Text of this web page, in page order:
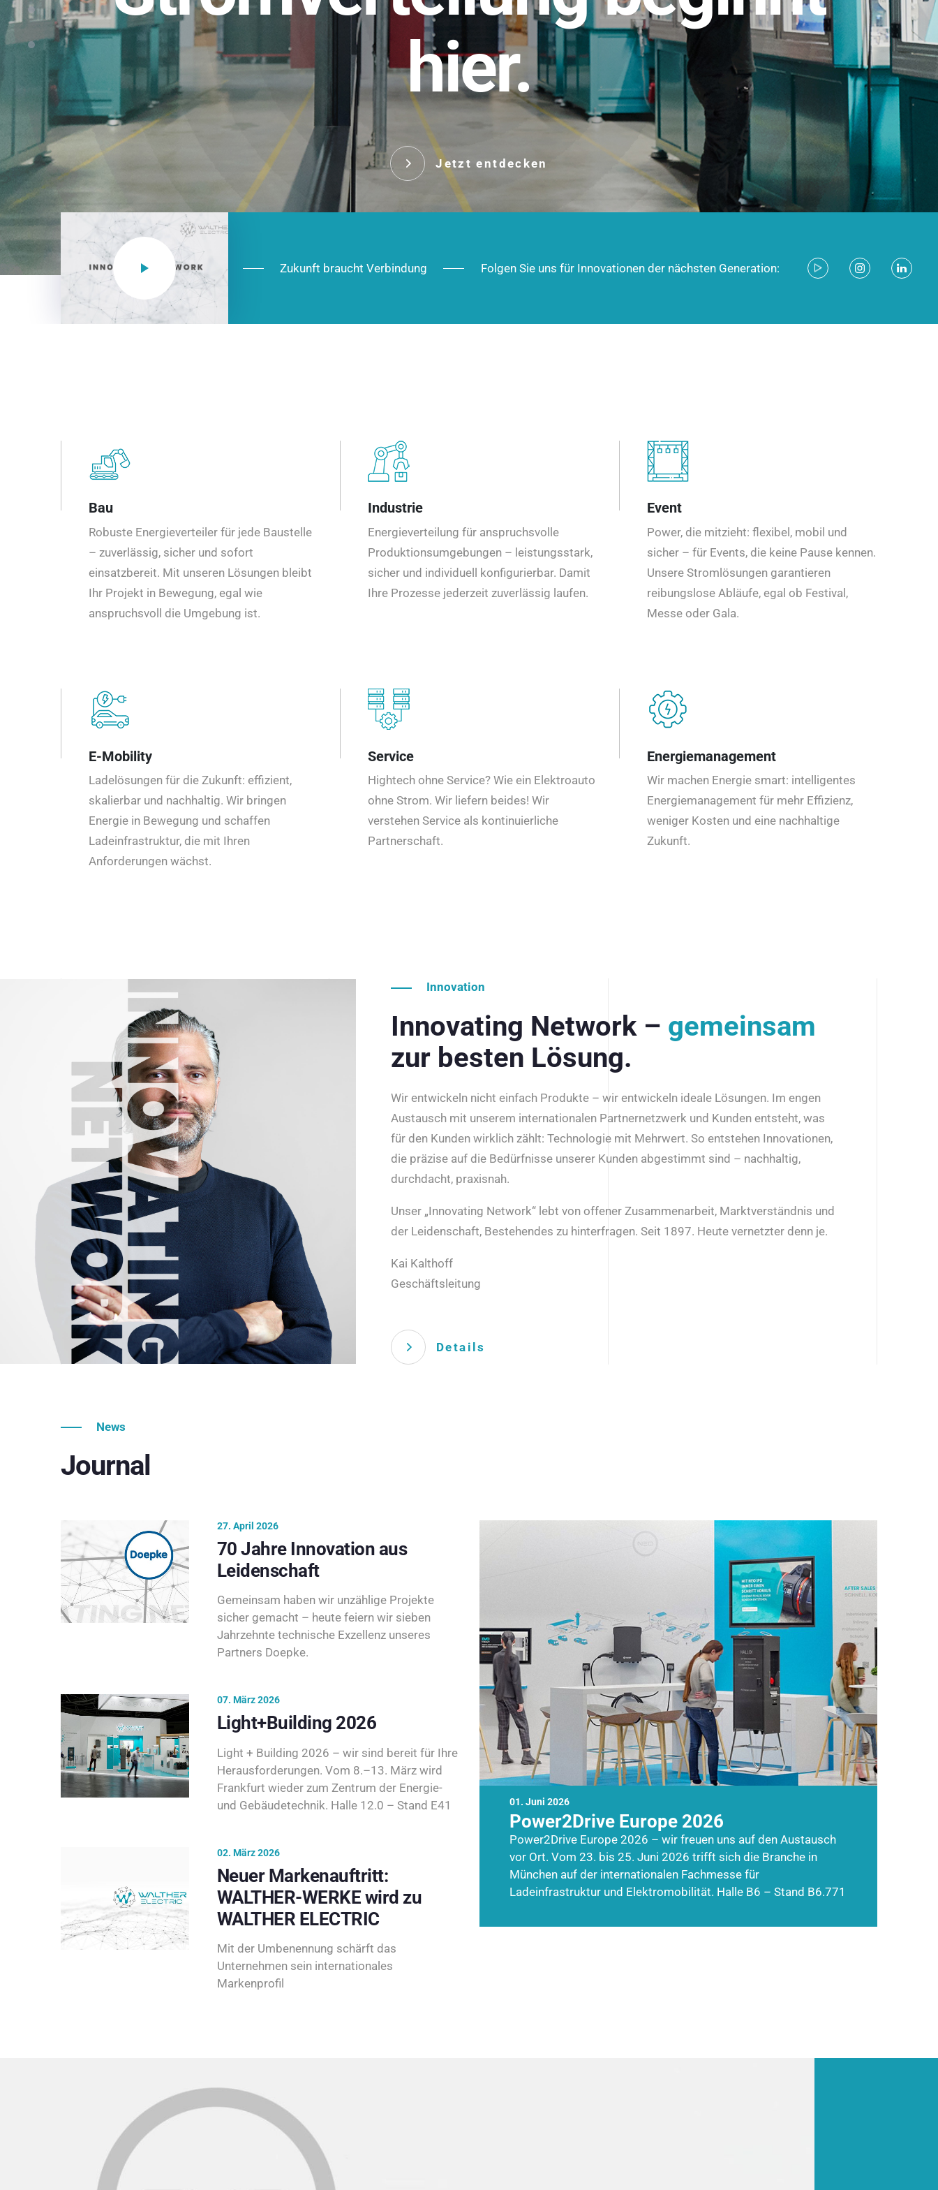
hier.
Jetzt entdecken
NEO CEE: Energieverteilung mit System. Robust im Alltag,
effizient in der Installation, zukunftsfähig im Ausbau.
Das innovative Stecksystem für industrielle Anwendungen –
robust, IP-geschützt und zukunftsfähig.
Jetzt entdecken
Zukunft braucht Verbindung Folgen Sie uns für Innovationen der nächsten Generation:
Bau
Robuste Energieverteiler für jede Baustelle
– zuverlässig, sicher und sofort
einsatzbereit. Mit unseren Lösungen bleibt
Ihr Projekt in Bewegung, egal wie
anspruchsvoll die Umgebung ist.
Industrie
Energieverteilung für anspruchsvolle
Produktionsumgebungen – leistungsstark,
sicher und individuell konfigurierbar. Damit
Ihre Prozesse jederzeit zuverlässig laufen.
Event
Power, die mitzieht: flexibel, mobil und
sicher – für Events, die keine Pause kennen.
Unsere Stromlösungen garantieren
reibungslose Abläufe, egal ob Festival,
Messe oder Gala.
E-Mobility
Ladelösungen für die Zukunft: effizient,
skalierbar und nachhaltig. Wir bringen
Energie in Bewegung und schaffen
Ladeinfrastruktur, die mit Ihren
Anforderungen wächst.
Service
Hightech ohne Service? Wie ein Elektroauto
ohne Strom. Wir liefern beides! Wir
verstehen Service als kontinuierliche
Partnerschaft.
Energiemanagement
Wir machen Energie smart: intelligentes
Energiemanagement für mehr Effizienz,
weniger Kosten und eine nachhaltige
Zukunft.
Innovation
Innovating Network – gemeinsam
zur besten Lösung.
Wir entwickeln nicht einfach Produkte – wir entwickeln ideale Lösungen. Im engen
Austausch mit unserem internationalen Partnernetzwerk und Kunden entsteht, was
für den Kunden wirklich zählt: Technologie mit Mehrwert. So entstehen Innovationen,
die präzise auf die Bedürfnisse unserer Kunden abgestimmt sind – nachhaltig,
durchdacht, praxisnah.
Unser „Innovating Network“ lebt von offener Zusammenarbeit, Marktverständnis und
der Leidenschaft, Bestehendes zu hinterfragen. Seit 1897. Heute vernetzter denn je.
Kai Kalthoff
Geschäftsleitung
Details
News
Journal
01. Juni 2026
Power2Drive Europe 2026
Power2Drive Europe 2026 – wir freuen uns auf den Austausch
vor Ort. Vom 23. bis 25. Juni 2026 trifft sich die Branche in
München auf der internationalen Fachmesse für
Ladeinfrastruktur und Elektromobilität. Halle B6 – Stand B6.771
27. April 2026
70 Jahre Innovation aus
Leidenschaft
Gemeinsam haben wir unzählige Projekte
sicher gemacht – heute feiern wir sieben
Jahrzehnte technische Exzellenz unseres
Partners Doepke.
07. März 2026
Light+Building 2026
Light + Building 2026 – wir sind bereit für Ihre
Herausforderungen. Vom 8.–13. März wird
Frankfurt wieder zum Zentrum der Energie-
und Gebäudetechnik. Halle 12.0 – Stand E41
02. März 2026
Neuer Markenauftritt:
WALTHER-WERKE wird zu
WALTHER ELECTRIC
Mit der Umbenennung schärft das
Unternehmen sein internationales
Markenprofil